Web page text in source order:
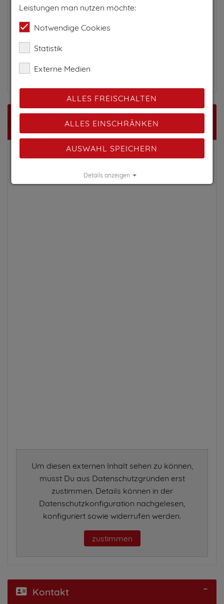
Ortsbussesoderregionaler Linienbusse
Gästebus Bayern-Tirol:
Gäste mit einer gültigen Gästekarte der Tiroler
Zugspitz Arena können den
Garmisch, Grainau und Ehrwald
Um diesen externen Inhalt sehen zu können,
musst Du aus Datenschutzgründen erst
zustimmen. Details können in der
Datenschutzkonfiguration nachgelesen,
konfiguriert sowie widerrufen werden.
zustimmen
Kontakt
Leistungen man nutzen möchte:
Notwendige Cookies
Statistik
Externe Medien
ALLES FREISCHALTEN
ALLES EINSCHRÄNKEN
AUSWAHL SPEICHERN
Details anzeigen